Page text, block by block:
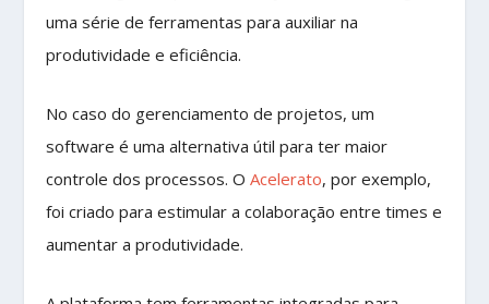
uma série de ferramentas para auxiliar na
produtividade e eficiência.
No caso do gerenciamento de projetos, um
software é uma alternativa útil para ter maior
controle dos processos. OAcelerato, por exemplo,
foi criado para estimular a colaboração entre times e
aumentar a produtividade.